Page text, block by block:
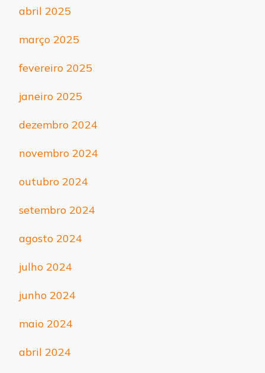
abril 2025
março 2025
fevereiro 2025
janeiro 2025
dezembro 2024
novembro 2024
outubro 2024
setembro 2024
agosto 2024
julho 2024
junho 2024
maio 2024
abril 2024